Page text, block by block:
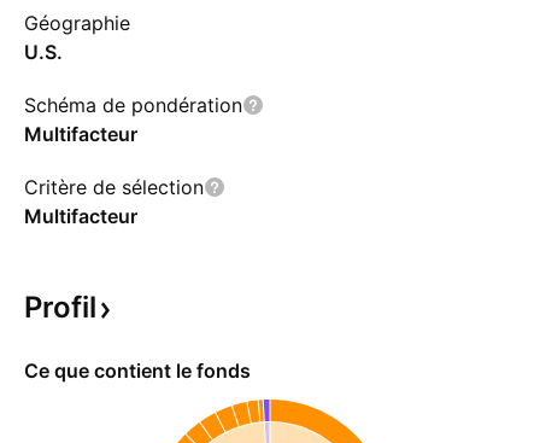
Géographie
U.S.
Schéma de pondération
Multifacteur
Critère de sélection
Multifacteur
Profil
Ce que contient le fonds